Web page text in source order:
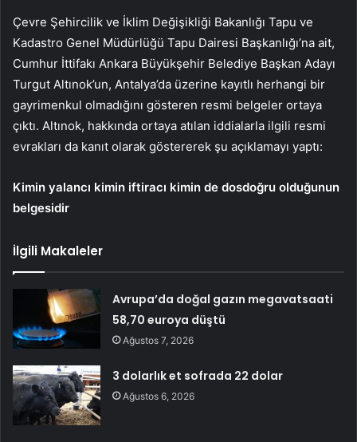
Çevre Şehircilik ve İklim Değişikliği Bakanlığı Tapu ve
Kadastro Genel Müdürlüğü Tapu Dairesi Başkanlığı’na ait,
Cumhur İttifakı Ankara Büyükşehir Belediye Başkan Adayı
Turgut Altınok’un, Antalya’da üzerine kayıtlı herhangi bir
gayrimenkul olmadığını gösteren resmi belgeler ortaya
çıktı. Altınok, hakkında ortaya atılan iddialarla ilgili resmi
evrakları da kanıt olarak göstererek şu açıklamayı yaptı:
Kimin yalancı kimin iftiracı kimin de dosdoğru olduğunun
belgesidir
İlgili Makaleler
Avrupa’da doğal gazın megavatsaati
58,70 euroya düştü
Ağustos 7, 2026
3 dolarlık et sofrada 22 dolar
Ağustos 6, 2026